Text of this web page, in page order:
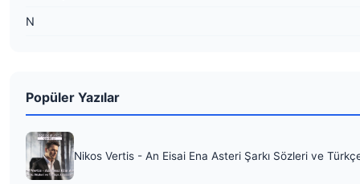
N
Popüler Yazılar
Nikos Vertis - An Eisai Ena Asteri Şarkı Sözleri ve